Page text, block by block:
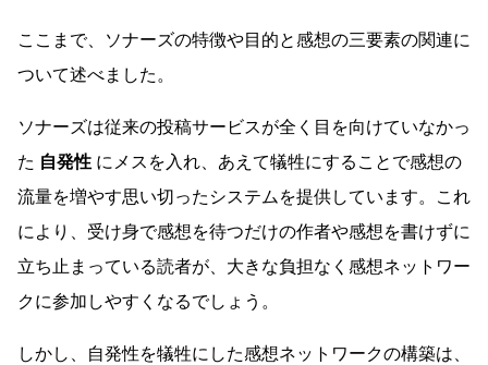
ここまで、ソナーズの特徴や目的と感想の三要素の関連に
ついて述べました。
ソナーズは従来の投稿サービスが全く目を向けていなかっ
た 自発性 にメスを入れ、あえて犠牲にすることで感想の
流量を増やす思い切ったシステムを提供しています。これ
により、受け身で感想を待つだけの作者や感想を書けずに
立ち止まっている読者が、大きな負担なく感想ネットワー
クに参加しやすくなるでしょう。
しかし、自発性を犠牲にした感想ネットワークの構築は、